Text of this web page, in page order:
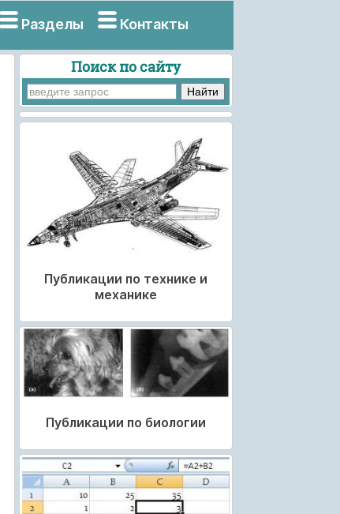
Разделы Контакты
Поиск по сайту
Публикации по технике и
механике
Публикации по биологии